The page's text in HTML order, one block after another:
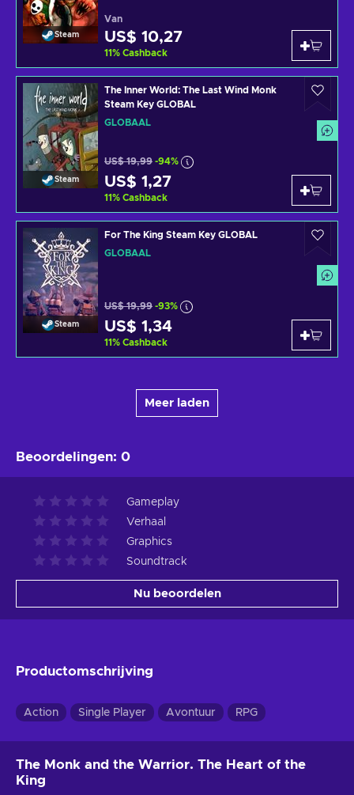
Steam
Van
US$ 10,27
11% Cashback
Steam
The Inner World: The Last Wind Monk
Steam Key GLOBAL
GLOBAAL
US$ 19,99 -94%
US$ 1,27
11% Cashback
Steam
For The King Steam Key GLOBAL
GLOBAAL
US$ 19,99 -93%
US$ 1,34
11% Cashback
Meer laden
Beoordelingen: 0
Gameplay
Verhaal
Graphics
Soundtrack
Nu beoordelen
Productomschrijving
Action Single Player Avontuur RPG
The Monk and the Warrior. The Heart of the
King